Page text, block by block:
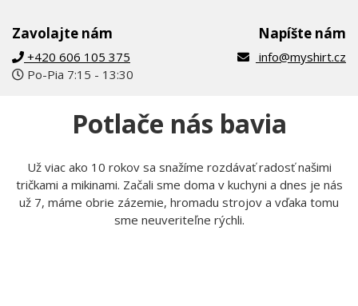
Zavolajte nám
+420 606 105 375
Po-Pia 7:15 - 13:30
Napíšte nám
info@myshirt.cz
Potlače nás bavia
Už viac ako 10 rokov sa snažíme rozdávať radosť našimi
tričkami a mikinami. Začali sme doma v kuchyni a dnes je nás
už 7, máme obrie zázemie, hromadu strojov a vďaka tomu
sme neuveriteľne rýchli.